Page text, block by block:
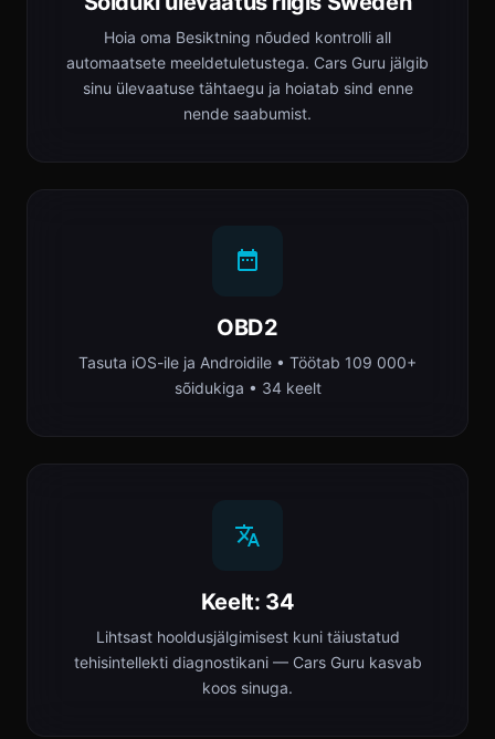
Hoia oma Besiktning nõuded kontrolli all
automaatsete meeldetuletustega. Cars Guru jälgib
sinu ülevaatuse tähtaegu ja hoiatab sind enne
nende saabumist.
OBD2
Tasuta iOS-ile ja Androidile • Töötab 109 000+
sõidukiga • 34 keelt
Keelt: 34
Lihtsast hooldusjälgimisest kuni täiustatud
tehisintellekti diagnostikani — Cars Guru kasvab
koos sinuga.